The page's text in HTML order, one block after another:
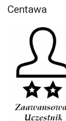
Centawa